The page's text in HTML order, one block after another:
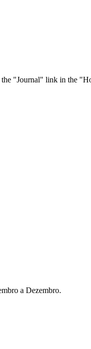
"Journal" link in the
a Dezembro.